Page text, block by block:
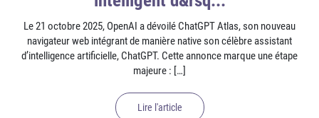
Le 21 octobre 2025, OpenAI a dévoilé ChatGPT Atlas, son nouveau
navigateur web intégrant de manière native son célèbre assistant
d’intelligence artificielle, ChatGPT. Cette annonce marque une étape
majeure : […]
Lire l'article